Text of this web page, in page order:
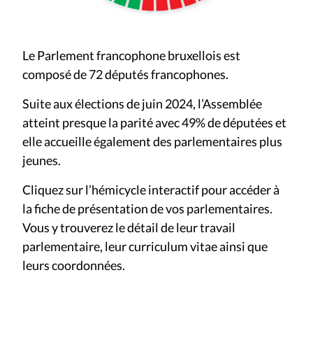
Le Parlement francophone bruxellois est
composé de 72 députés francophones.
Suite aux élections de juin 2024, l’Assemblée
atteint presque la parité avec 49% de députées et
elle accueille également des parlementaires plus
jeunes.
Cliquez sur l’hémicycle interactif pour accéder à
la fiche de présentation de vos parlementaires.
Vous y trouverez le détail de leur travail
parlementaire, leur curriculum vitae ainsi que
leurs coordonnées.